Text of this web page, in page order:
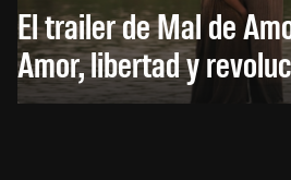
El trailer de Mal de
Amor, libertad y